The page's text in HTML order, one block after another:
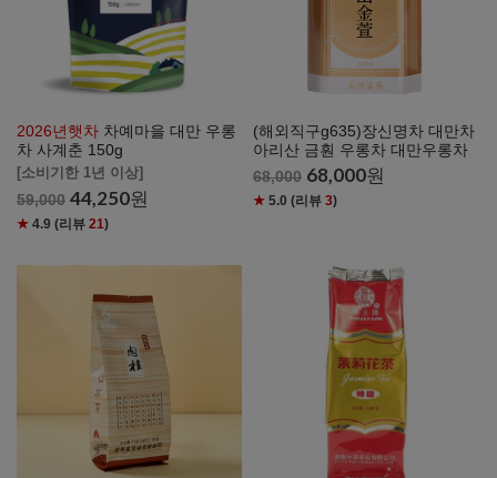
2026년햇차 차예마을 대만 우롱
차 사계춘 150g
[소비기한 1년 이상]
59,000 44,250원
★ 4.9 (리뷰 21)
(해외직구g635)장신명차 대만차
아리산 금훤 우롱차 대만우롱차
68,000 68,000원
★ 5.0 (리뷰3)